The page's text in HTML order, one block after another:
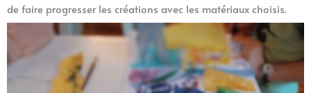
de faire progresser les créations avec les matériaux choisis.